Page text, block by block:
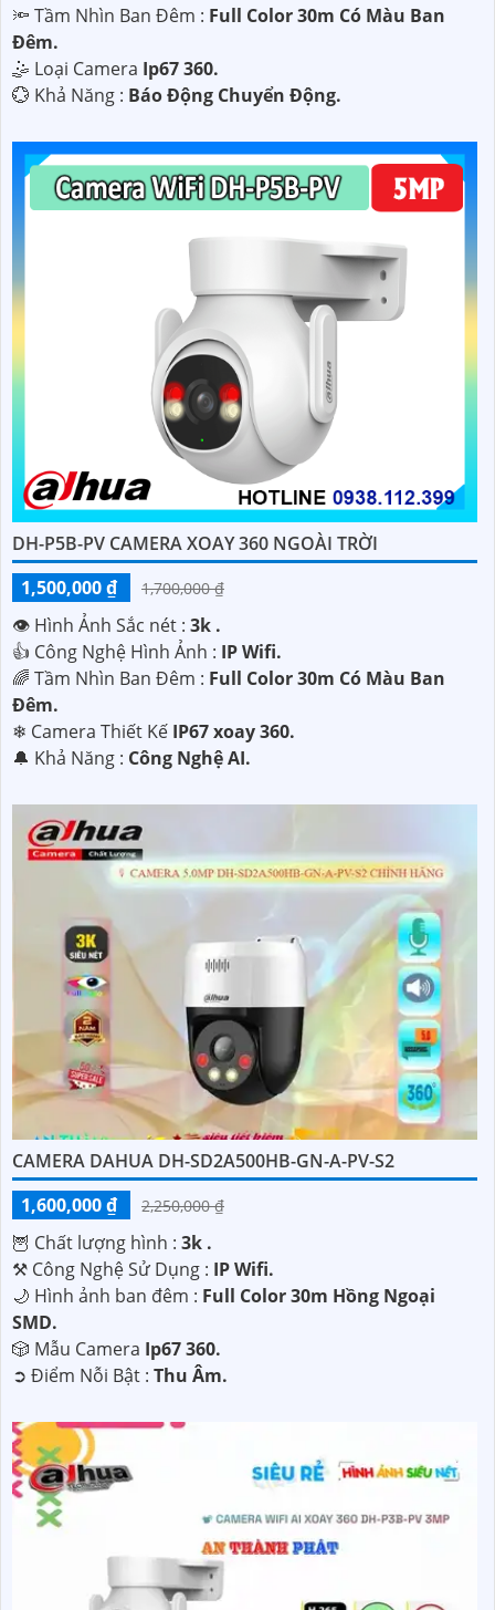
🔦 Tầm Nhìn Ban Đêm : Full Color 30m Có Màu Ban
Ðêm.
🤹 Loại Camera Ip67 360.
️💮 Khả Năng : Báo Động Chuyển Động.
DH-P5B-PV CAMERA XOAY 360 NGOÀI TRỜI
1,500,000 ₫
1,700,000 ₫
👁 Hình Ảnh Sắc nét : 3k .
👍 Công Nghệ Hình Ảnh : IP Wifi.
🌈 Tầm Nhìn Ban Đêm : Full Color 30m Có Màu Ban
Ðêm.
❄ Camera Thiết Kế IP67 xoay 360.
️🔔 Khả Năng : Công Nghệ AI.
CAMERA DAHUA DH-SD2A500HB-GN-A-PV-S2
1,600,000 ₫
2,250,000 ₫
🦉 Chất lượng hình : 3k .
⚒ Công Nghệ Sử Dụng : IP Wifi.
🌙 Hình ảnh ban đêm : Full Color 30m Hồng Ngoại
SMD.
🎲 Mẫu Camera Ip67 360.
️➲ Điểm Nỗi Bật : Thu Âm.